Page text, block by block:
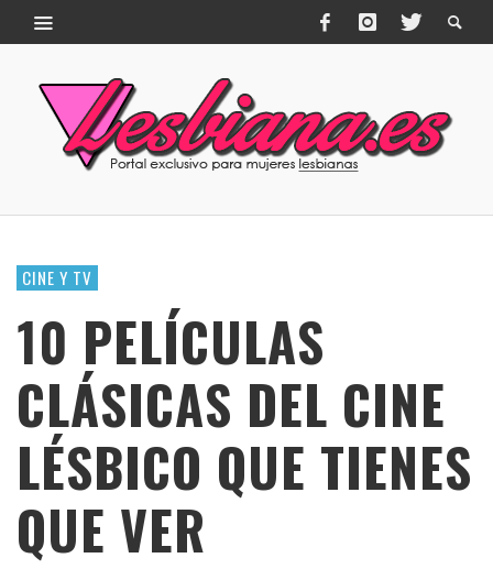
CINE Y TV
10 PELÍCULAS
CLÁSICAS DEL CINE
LÉSBICO QUE TIENES
QUE VER